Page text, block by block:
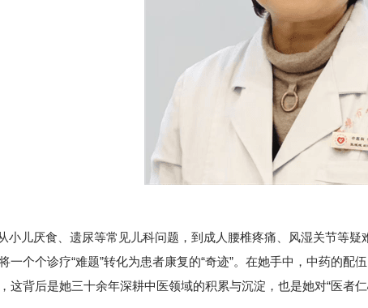
厌食、遗尿等常见儿科问题，到成人腰椎疼痛、风湿关节等疑
一个个诊疗“难题”转化为患者康复的“奇迹”。在她手中，中药的配
这背后是她三十余年深耕中医领域的积累与沉淀，也是她对“医者仁